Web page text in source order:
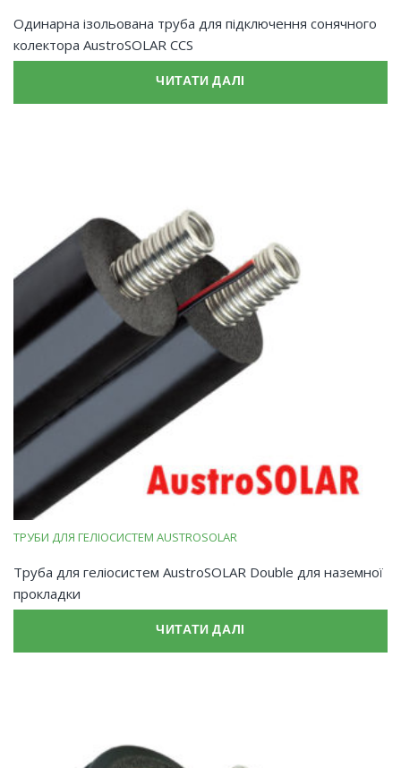
Одинарна ізольована труба для підключення сонячного
колектора AustroSOLAR CCS
ЧИТАТИ ДАЛІ
ТРУБИ ДЛЯ ГЕЛІОСИСТЕМ AUSTROSOLAR
Труба для геліосистем AustroSOLAR Double для наземної
прокладки
ЧИТАТИ ДАЛІ